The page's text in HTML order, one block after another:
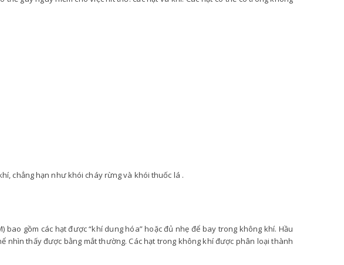
chẳng hạn như khói cháy rừng và khói thuốc lá .
bao gồm các hạt được “khí dung hóa” hoặc đủ nhẹ để bay trong không khí. Hầu
nhìn thấy được bằng mắt thường. Các hạt trong không khí được phân loại thành